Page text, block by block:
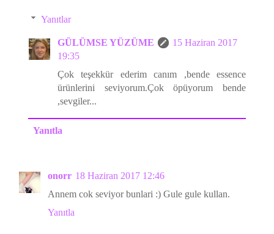
Yanıtlar
GÜLÜMSE YÜZÜME
15 Haziran 2017
19:35
Çok teşekkür ederim canım ,bende essence
ürünlerini seviyorum.Çok öpüyorum bende
,sevgiler...
Yanıtla
onorr 18 Haziran 2017 12:46
Annem cok seviyor bunlari :) Gule gule kullan.
Yanıtla